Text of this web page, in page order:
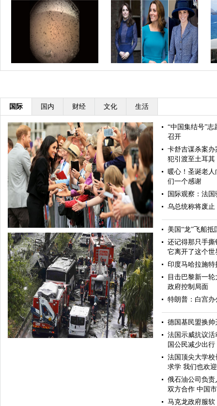
“洞察”号无人探测器成功登陆火星
凯特王妃到底有多少件蓝色衣服？
国际 国内 财经 文化 生活
哈里与梅根亮相都柏林街头接受民众欢迎
“中国集结号”志
召开
卡舒吉谋杀案
犯引渡至土耳其
暖心！圣诞老
们一个感谢
国际观察：法
乌总统称将废
美国“龙”飞船
还记得那只手撕
它离开了这个世
印度马哈拉施
目击巴黎新一
政府控制局面
特朗普：白宫
德国基民盟换帅
法国示威抗议
国公民减少出行
法国顶尖大学
求学 我们也欢
俄石油公司负
双方合作 中国
马克龙政府服